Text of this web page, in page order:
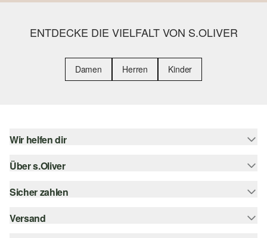
ENTDECKE DIE VIELFALT VON S.OLIVER
Damen Herren Kinder
Wir helfen dir
Hilfe & FAQ
Größenberatung
Über s.Oliver
s.Oliver Magazin
Whatsapp
Sicher zahlen
Rechnung
Versand